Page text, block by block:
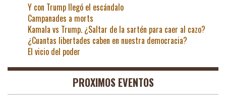
Y con Trump llegó el escándalo
Campanades a morts
Kamala vs Trump. ¿Saltar de la sartén para caer al cazo?
¿Cuantas libertades caben en nuestra democracia?
El vicio del poder
PROXIMOS EVENTOS